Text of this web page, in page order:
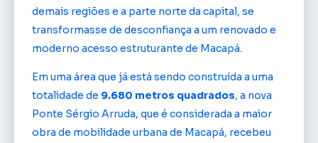
demais regiões e a parte norte da capital, se
transformasse de desconfiança a um renovado e
moderno acesso estruturante de Macapá.
Em uma área que já está sendo construída a uma
totalidade de 9.680 metros quadrados, a nova
Ponte Sérgio Arruda, que é considerada a maior
obra de mobilidade urbana de Macapá, recebeu